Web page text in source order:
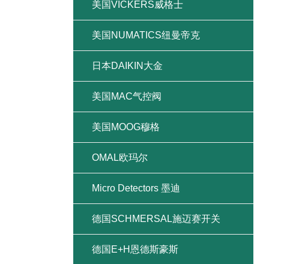
美国VICKERS威格士
美国NUMATICS纽曼帝克
日本DAIKIN大金
美国MAC气控阀
美国MOOG穆格
OMAL欧玛尔
Micro Detectors 墨迪
德国SCHMERSAL施迈赛开关
德国E+H恩德斯豪斯